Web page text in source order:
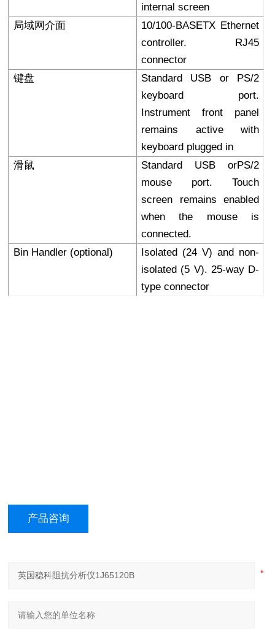
internal screen
局域网介面
10/100-BASETX Ethernet
controller. RJ45
connector
键盘
Standard USB or PS/2
keyboard port.
Instrument front panel
remains active with
keyboard plugged in
滑鼠
Standard USB orPS/2
mouse port. Touch
screen remains enabled
when the mouse is
connected.
Bin Handler (optional)
Isolated (24 V) and non-
isolated (5 V). 25-way D-
type connector
产品咨询